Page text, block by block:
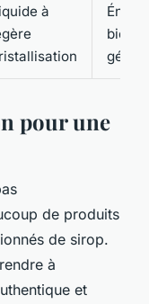
à
bien-
pour une
de produits
de sirop.
à
et